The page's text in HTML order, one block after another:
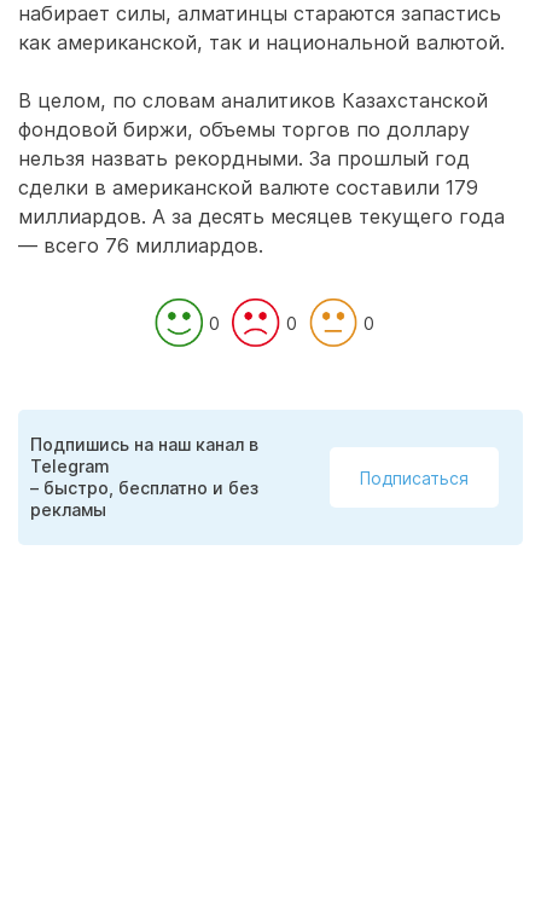
набирает силы, алматинцы стараются запастись
как американской, так и национальной валютой.
В целом, по словам аналитиков Казахстанской
фондовой биржи, объемы торгов по доллару
нельзя назвать рекордными. За прошлый год
сделки в американской валюте составили 179
миллиардов. А за десять месяцев текущего года
— всего 76 миллиардов.
0 0 0
Подпишись на наш канал в
Telegram
– быстро, бесплатно и без
рекламы
Подписаться